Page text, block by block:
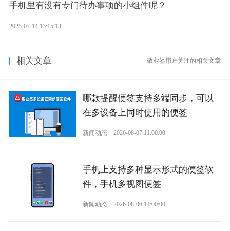
手机里有没有专门待办事项的小组件呢？
2025-07-14 13:15:13
相关文章 敬业签用户关注的相关文章
哪款提醒便签支持多端同步，可以
在多设备上同时使用的便签
新闻动态 2026-08-07 11:00:00
手机上支持多种显示形式的便签软
件，手机多视图便签
新闻动态 2026-08-06 14:00:00